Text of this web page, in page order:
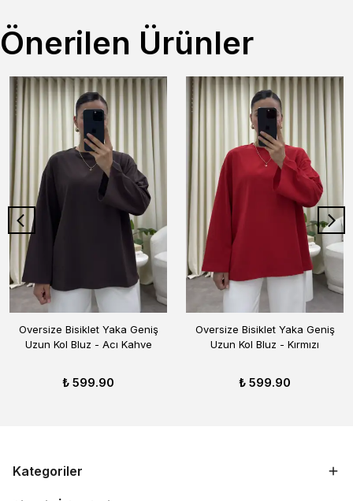
Önerilen Ürünler
Oversize Bisiklet Yaka Geniş
Uzun Kol Bluz - Acı Kahve
₺ 599.90
Oversize Bisiklet Yaka Geniş
Uzun Kol Bluz - Kırmızı
₺ 599.90
Kategoriler